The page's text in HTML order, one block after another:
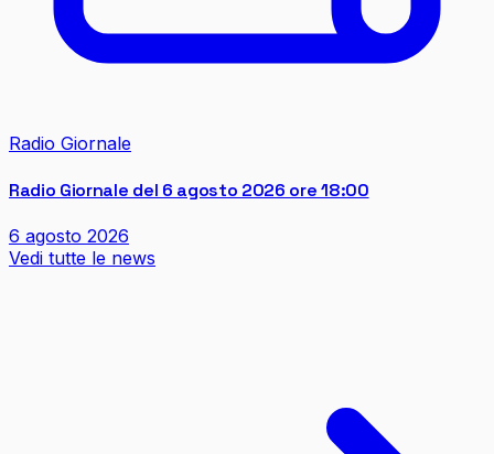
Radio Giornale
Radio Giornale del 6 agosto 2026 ore 18:00
6 agosto 2026
Vedi tutte le news